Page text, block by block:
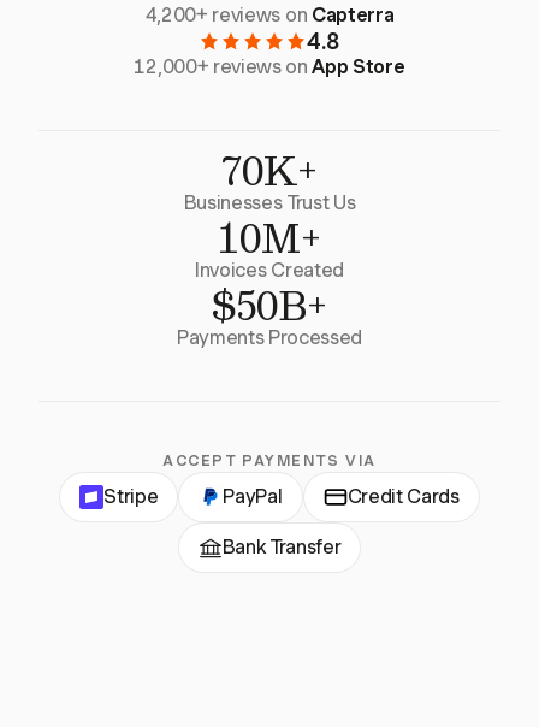
4,200+ reviews on Capterra
4.8
12,000+ reviews onApp Store
70K+
Businesses Trust Us
10M+
Invoices Created
$50B+
Payments Processed
ACCEPT PAYMENTS VIA
Stripe PayPal Credit Cards
Bank Transfer